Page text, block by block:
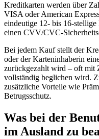
Kreditkarten werden über
VISA oder American
eindeutige 12- bis 16-
einen CVV/CVC-
Bei jedem Kauf stellt der
oder der Karteninhaberin
zurückgezahlt wird – oft mit
vollständig beglichen wird.
zusätzliche Vorteile wie
Betrugsschutz.
Was bei der
im Ausland zu